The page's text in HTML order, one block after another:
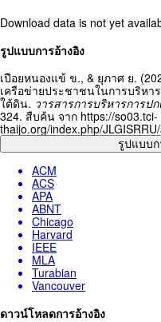
Download data is not yet
Article
Details
รูปแบบการอ้างอิง
เปือยหนองแข้ ข., & ยุภาศ ย.
เครือข่ายประชาชนในการบริห
ใต้ดิน. วารสารการบริหารการป
324. สืบค้น จาก https://so03.tci-
thaijo.org/index.php/
รูปแบบก
ACM
ACS
APA
ABNT
Chicago
Harvard
IEEE
MLA
Turabian
Vancouver
ดาวน์โหลดการอ้างอิง